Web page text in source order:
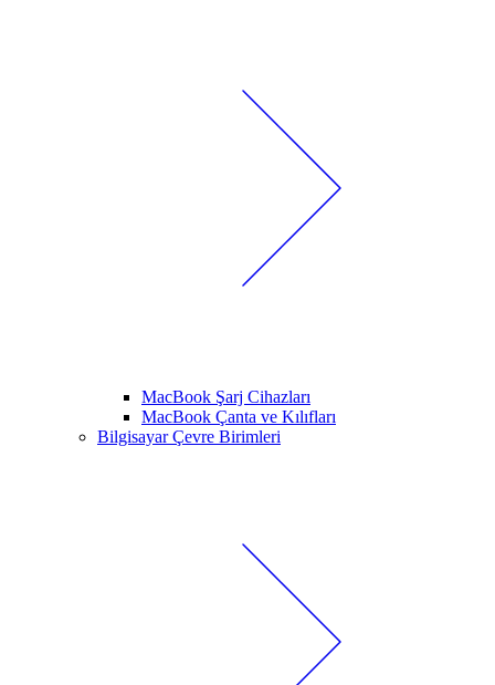
MacBook Şarj Cihazları
MacBook Çanta ve Kılıfları
Bilgisayar Çevre Birimleri